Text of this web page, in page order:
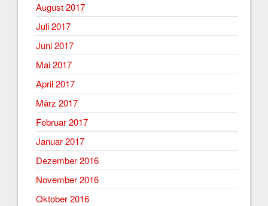
August 2017
Juli 2017
Juni 2017
Mai 2017
April 2017
März 2017
Februar 2017
Januar 2017
Dezember 2016
November 2016
Oktober 2016